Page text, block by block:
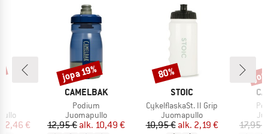
hinta
42,46 €
MERKKI
CAMELBAK
Tuote
Podium
Tuoteryhmä
Juomapullo
Hinta
12,95 € Alennettu hinta
alk. 10,49 €
Alennus
jopa 19%
MERKKI
STOIC
Tuote
CykelflaskaSt. II Grip
Tuoteryhmä
Juomapullo
Hinta
10,95 € Alennettu hinta
alk. 2,19 €
Alennus
80%
17,95 €